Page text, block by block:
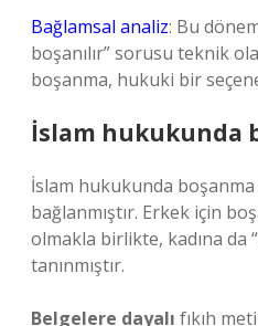
Bağlamsal analiz: Bu
boşanılır” sorusu teknik
boşanma, hukuki bir
İslam hukukunda
İslam hukukunda
bağlanmıştır. Erkek için
olmakla birlikte, kadına da
tanınmıştır.
Belgelere dayalı fıkıh